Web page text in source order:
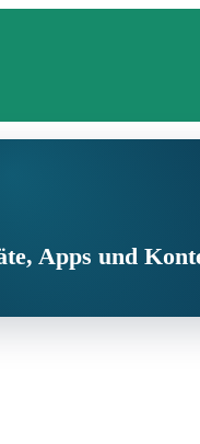
Apps und